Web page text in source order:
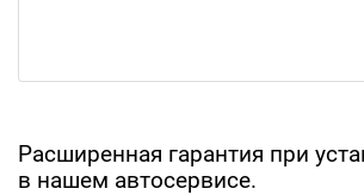
Расширенная гарантия при
в нашем автосервисе.